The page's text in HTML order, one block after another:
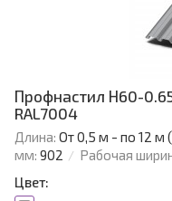
Профнастил Н60-
RAL7004
Длина: От 0,5 м - по 12 м
мм: 902 Рабочая
Цвет: